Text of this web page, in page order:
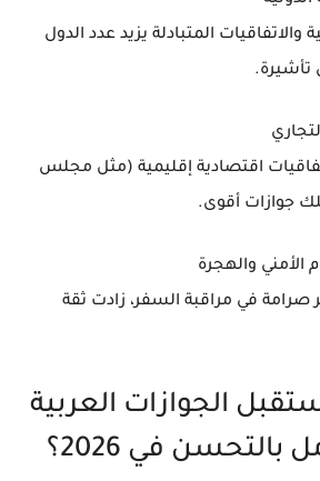
والاتفاقيات المتبادلة يزيد عدد الدول
تأشيرة.
اقتصادية إقليمية (مثل مجلس
جوازات أقوى.
الأمني والهجرة
صرامة في مراقبة السفر، زادت ثقة
الجوازات العربية
في 2026؟